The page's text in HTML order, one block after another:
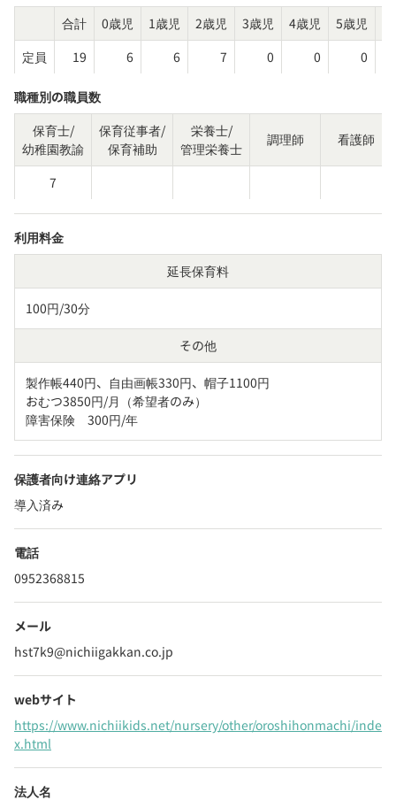
合計
0歳児 1歳児 2歳児 3歳児 4歳児 5歳児
定員
19 6 6 7 0 0 0
職種別の職員数
保育士/
幼稚園教諭
保育従事者/
保育補助
栄養士/
管理栄養士
調理師 看護師
7
利用料金
延長保育料
100円/30分
その他
製作帳440円、自由画帳330円、帽子1100円
おむつ3850円/月（希望者のみ）
障害保険　300円/年
保護者向け連絡アプリ
導入済み
電話
0952368815
メール
hst7k9@nichiigakkan.co.jp
webサイト
https://www.nichiikids.net/nursery/other/oroshihonmachi/inde
x.html
法人名